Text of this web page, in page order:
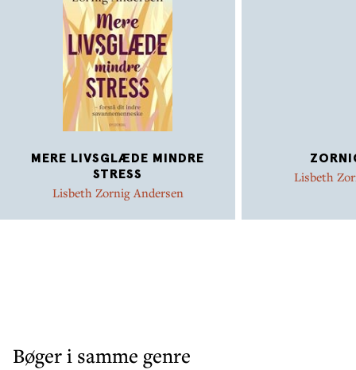
MERE LIVSGLÆDE MINDRE
STRESS
Lisbeth Zornig Andersen
Lisbeth
Bøger i samme genre